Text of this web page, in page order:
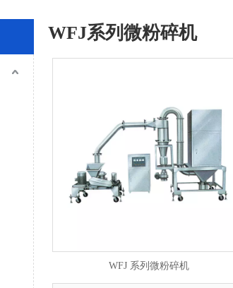
WFJ系列微粉碎机
WFJ 系列微粉碎机